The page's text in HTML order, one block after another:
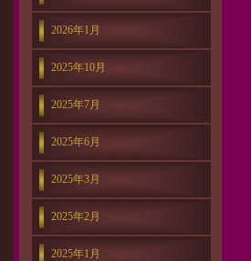
2026年1月
2025年10月
2025年7月
2025年6月
2025年3月
2025年2月
2025年1月